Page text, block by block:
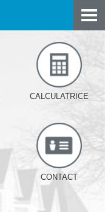
CALCULATRICE
CONTACT